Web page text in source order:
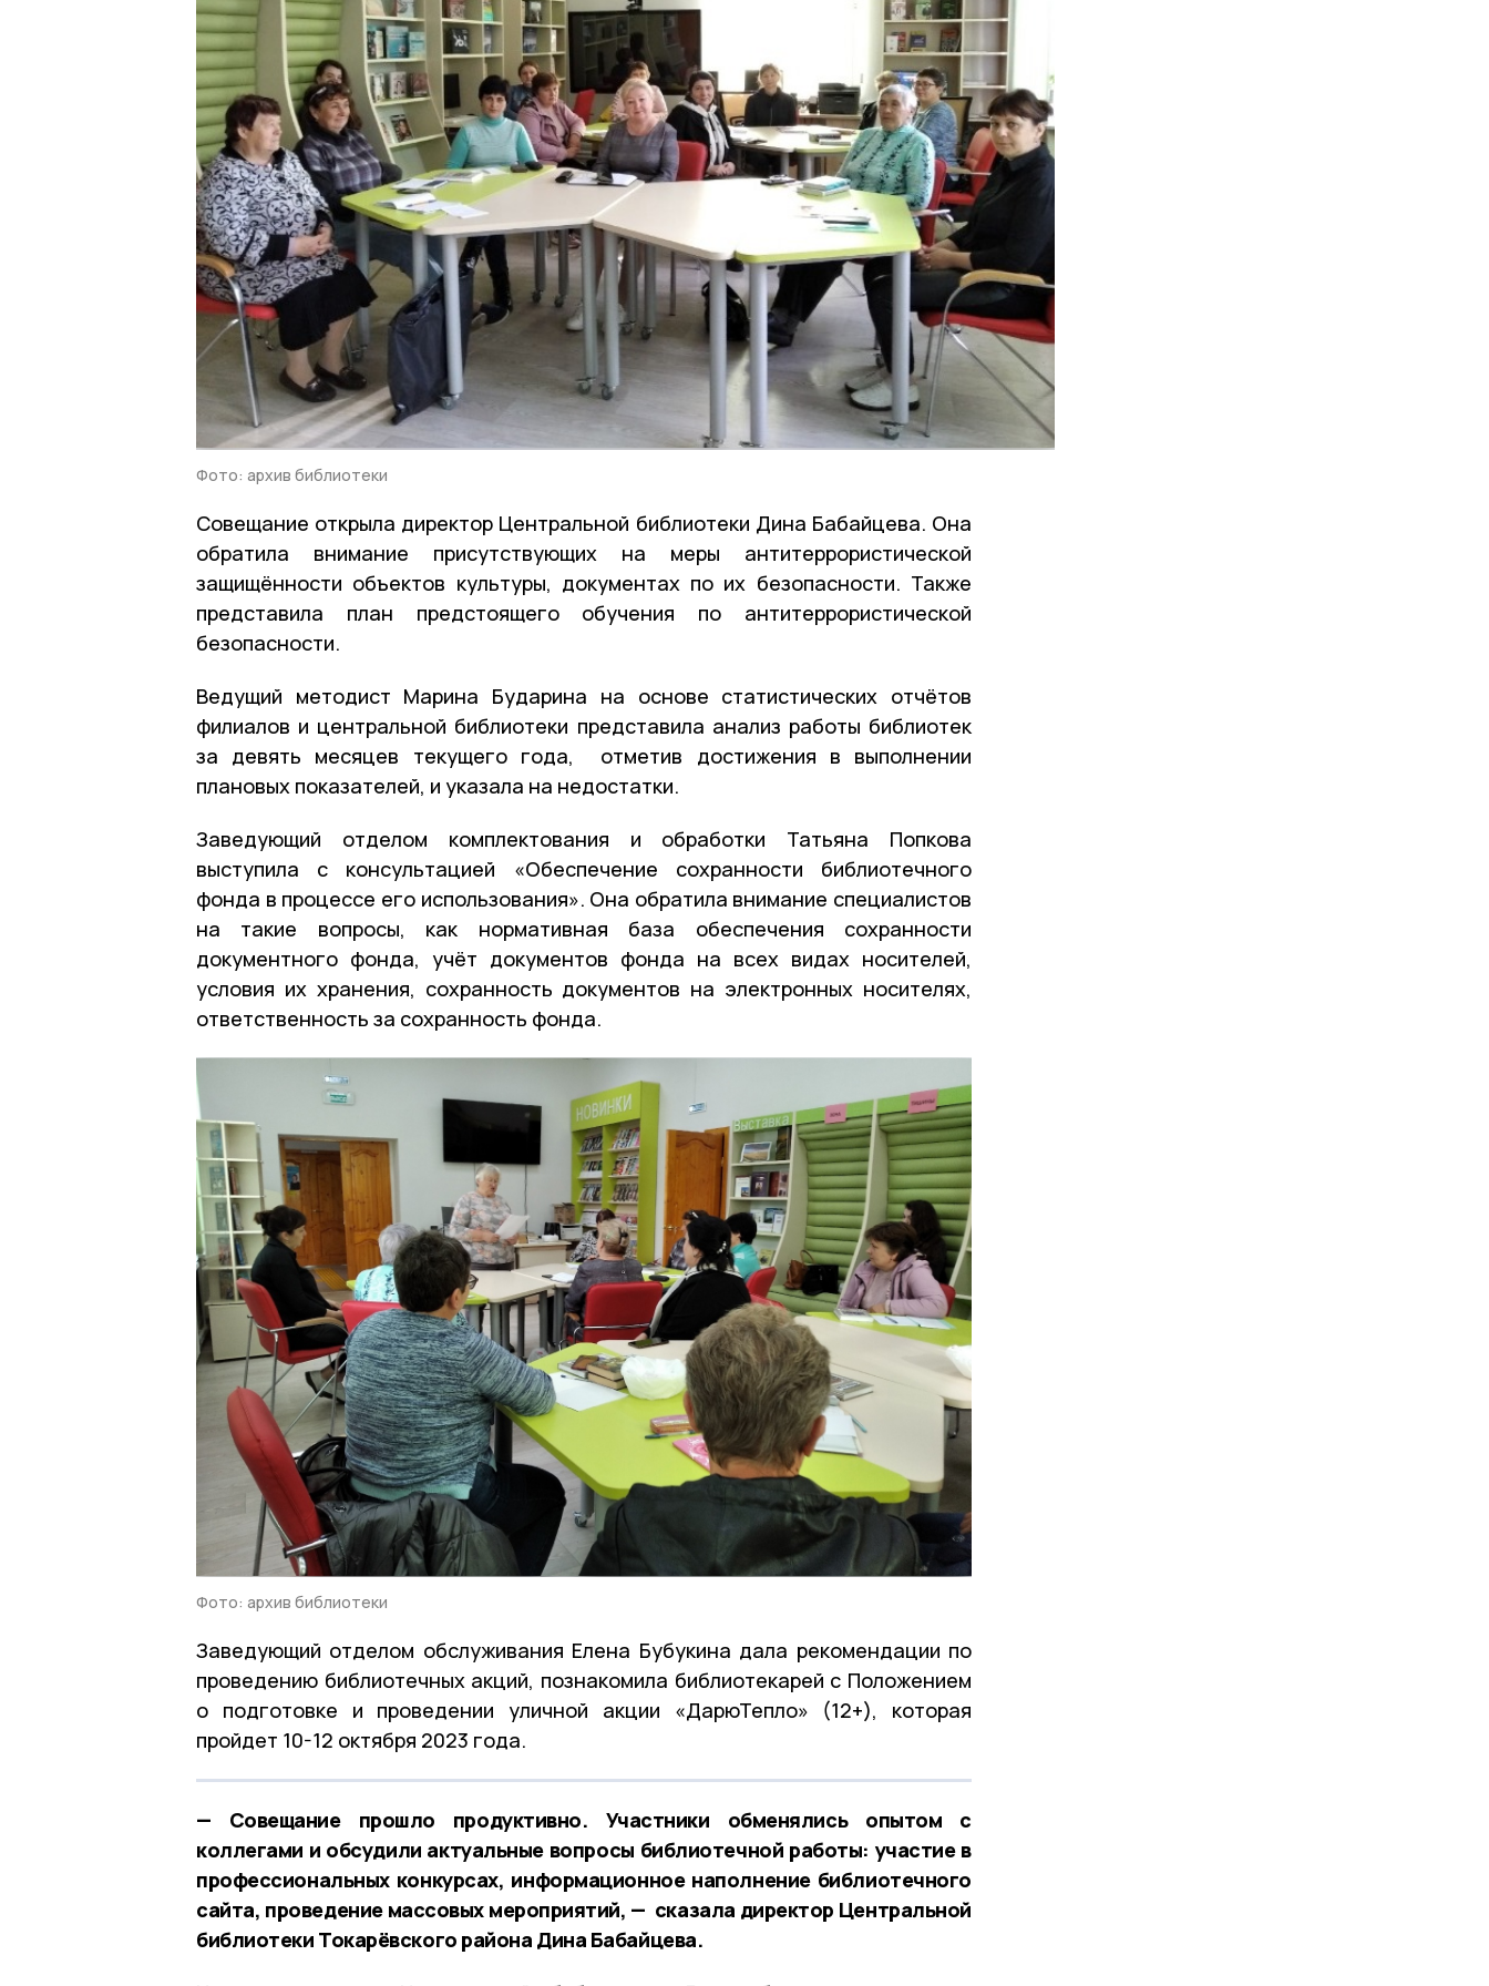
Фото: архив библиотеки
Совещание открыла директор Центральной библиотеки Дина Бабайцева. Она
обратила внимание присутствующих на меры антитеррористической
защищённости объектов культуры, документах по их безопасности. Также
представила план предстоящего обучения по антитеррористической
безопасности.
Ведущий методист Марина Бударина на основе статистических отчётов
филиалов и центральной библиотеки представила анализ работы библиотек
за девять месяцев текущего года, отметив достижения в выполнении
плановых показателей, и указала на недостатки.
Заведующий отделом комплектования и обработки Татьяна Попкова
выступила с консультацией «Обеспечение сохранности библиотечного
фонда в процессе его использования». Она обратила внимание специалистов
на такие вопросы, как нормативная база обеспечения сохранности
документного фонда, учёт документов фонда на всех видах носителей,
условия их хранения, сохранность документов на электронных носителях,
ответственность за сохранность фонда.
Фото: архив библиотеки
Заведующий отделом обслуживания Елена Бубукина дала рекомендации по
проведению библиотечных акций, познакомила библиотекарей с Положением
о подготовке и проведении уличной акции «ДарюТепло» (12+), которая
пройдет 10-12 октября 2023 года.
— Совещание прошло продуктивно. Участники обменялись опытом с
коллегами и обсудили актуальные вопросы библиотечной работы: участие в
профессиональных конкурсах, информационное наполнение библиотечного
сайта, проведение массовых мероприятий, — сказала директор Центральной
библиотеки Токарёвского района Дина Бабайцева.